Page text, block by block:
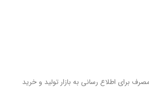
برای اطلاع رسانی به بازار تولید و خرید